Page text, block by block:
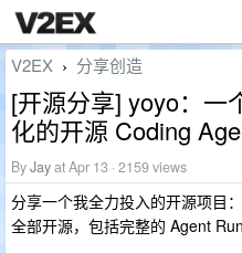
V2EX › 分享创造
[开源分享] yoyo：一
化的开源 Coding
ByJayat Apr 13 · 2159 views
分享一个我全力投入的开源项目
全部开源，包括完整的 Agent